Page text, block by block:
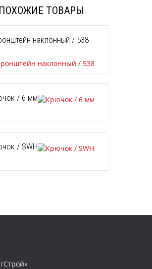
ПОХОЖИЕ ТОВАРЫ
наклонный / 538
/ 6 мм
/ SWH